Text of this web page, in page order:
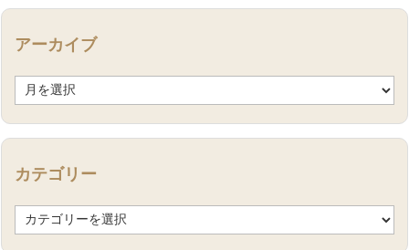
アーカイブ
ー
イ
カテゴリー
テ